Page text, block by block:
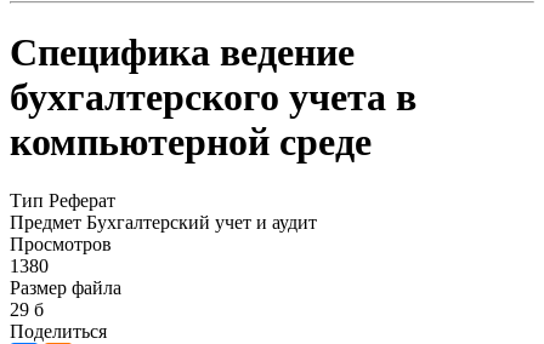
Специфика ведение
бухгалтерского учета в
компьютерной среде
Тип Реферат
Предмет Бухгалтерский учет и аудит
Просмотров
1380
Размер файла
29 б
Поделиться